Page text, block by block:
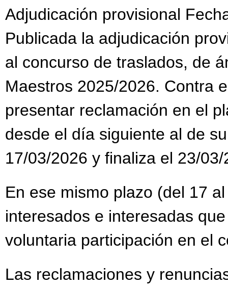
Adjudicación provisional
Publicada la adjudicación
al concurso de traslados, de
Maestros 2025/2026. Contra
presentar reclamación en el
desde el día siguiente al de
17/03/2026 y finaliza el 23/
En ese mismo plazo (del 17
interesados e interesadas
voluntaria participación en el
Las reclamaciones y